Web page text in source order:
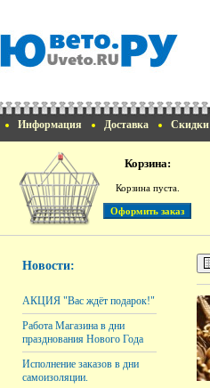
Информация Доставка Скидки
Корзина:
Корзина пуста.
Новости:
АКЦИЯ "Вас ждёт подарок!"
Работа Магазина в дни
празднования Нового Года
Исполнение заказов в дни
самоизоляции.